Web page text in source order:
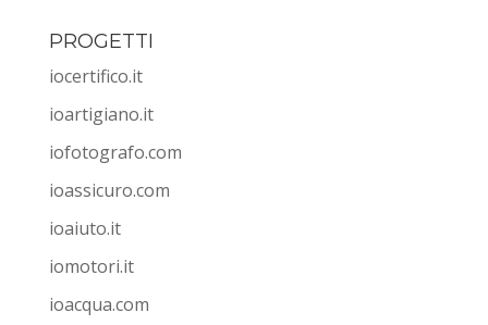
PROGETTI
iocertifico.it
ioartigiano.it
iofotografo.com
ioassicuro.com
ioaiuto.it
iomotori.it
ioacqua.com